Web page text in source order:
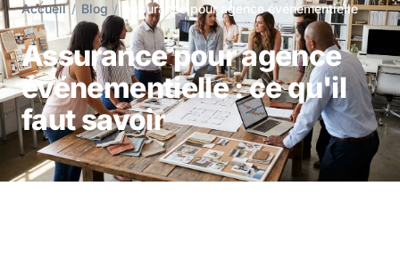
Accueil / Blog / Assurance pour agence événementielle
Assurance pour agence
événementielle : ce qu'il
faut savoir